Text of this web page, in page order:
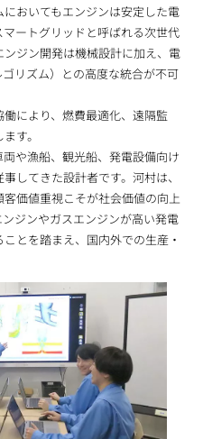
おいてもエンジンは安定した電
ートグリッドと呼ばれる次世代
ジン開発は機械設計に加え、電
リズム）との高度な統合が不可
により、燃費最適化、遠隔監
す。
や漁船、観光船、発電設備向け
してきた設計者です。河村は、
客価値重視こそが社会価値の向上
ジンやガスエンジンが高い発電
とを踏まえ、国内外での生産・